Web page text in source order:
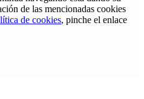
de las mencionadas cookies
de cookies, pinche el enlace